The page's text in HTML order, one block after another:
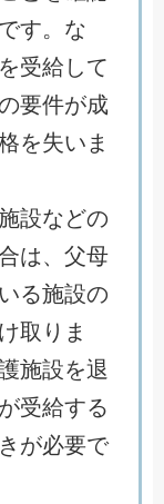
す。な
受給して
要件が成
を失いま
設などの
は、父母
る施設の
取りま
施設を退
受給する
が必要で